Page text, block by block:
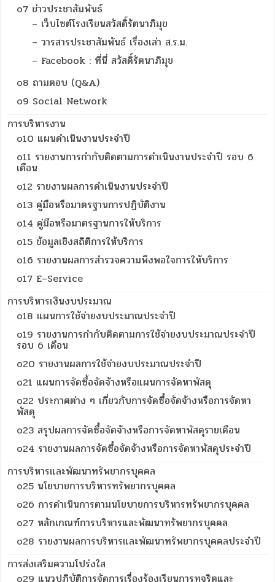
o7 ข่าวประชาสัมพันธ์
– เว็บไซต์โรงเรียนสวัสดิ์รัตนาภิมุข
– วารสารประชาสัมพันธ์ เรื่องเล่า ส.ร.ม.
– Facebook : ที่นี่ สวัสดิ์รัตนาภิมุข
o8 ถามตอบ (Q&A)
o9 Social Network
การบริหารงาน
o10 แผนดำเนินงานประจำปี
o11 รายงานการกำกับติดตามการดำเนินงานประจำปี รอบ 6
เดือน
o12 รายงานผลการดำเนินงานประจำปี
o13 คู่มือหรือมาตรฐานการปฏิบัติงาน
o14 คู่มือหรือมาตรฐานการให้บริการ
o15 ข้อมูลเชิงสถิติการให้บริการ
o16 รายงานผลการสำรวจความพึงพอใจการให้บริการ
o17 E–Service
การบริหารเงินงบประมาณ
o18 แผนการใช้จ่ายงบประมาณประจำปี
o19 รายงานการกำกับติดตามการใช้จ่ายงบประมาณประจำปี
รอบ 6 เดือน
o20 รายงานผลการใช้จ่ายงบประมาณประจำปี
o21 แผนการจัดซื้อจัดจ้างหรือแผนการจัดหาพัสดุ
o22 ประกาศต่าง ๆ เกี่ยวกับการจัดซื้อจัดจ้างหรือการจัดหา
พัสดุ
o23 สรุปผลการจัดซื้อจัดจ้างหรือการจัดหาพัสดุรายเดือน
o24 รายงานผลการจัดซื้อจัดจ้างหรือการจัดหาพัสดุประจำปี
การบริหารและพัฒนาทรัพยากรบุคคล
o25 นโยบายการบริหารทรัพยากรบุคคล
o26 การดำเนินการตามนโยบายการบริหารทรัพยากรบุคคล
o27 หลักเกณฑ์การบริหารและพัฒนาทรัพยากรบุคคล
o28 รายงานผลการบริหารและพัฒนาทรัพยากรบุคคลประจำปี
การส่งเสริมความโปร่งใส
o29 แนวปฏิบัติการจัดการเรื่องร้องเรียนการทุจริตและ